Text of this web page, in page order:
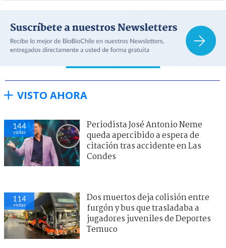
VISTO AHORA
144
visitas
Periodista José Antonio Neme
queda apercibido a espera de
citación tras accidente en Las
Condes
114
visitas
Dos muertos deja colisión entre
furgón y bus que trasladaba a
jugadores juveniles de Deportes
Temuco